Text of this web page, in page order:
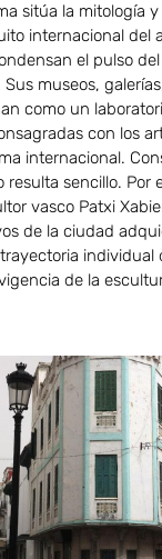
sitúa la mitología
internacional del
el pulso
Sus museos,
como un
con los
internacional.
resulta sencillo. Por
vasco Patxi
de la ciudad
individual
de la